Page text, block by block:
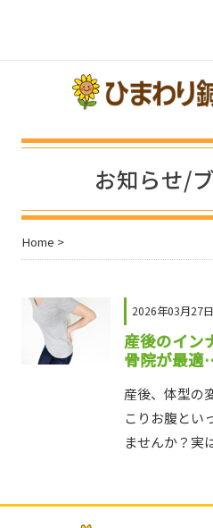
お知らせ/
Home >
2026年03月27日
産後のイン
骨院が最
産後、体型の
こりお腹とい
ませんか？実